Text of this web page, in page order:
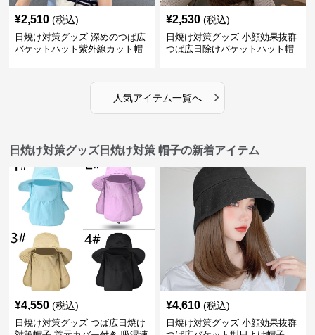
¥2,510 (税込)
日焼け対策グッズ 深めのつば広
バケットハット紫外線カット帽
¥2,530 (税込)
日焼け対策グッズ 小顔効果抜群
つば広日除けバケットハット帽
人気アイテム一覧へ ›
日焼け対策グッズ日焼け対策 帽子の新着アイテム
¥4,550 (税込)
日焼け対策グッズ つば広日焼け
¥4,610 (税込)
日焼け対策グッズ 小顔効果抜群